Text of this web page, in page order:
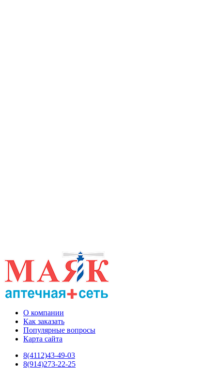
О компании
Как заказать
Популярные вопросы
Карта сайта
8(4112)43-49-03
8(914)273-22-25